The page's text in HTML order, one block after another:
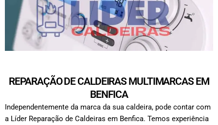
REPARAÇÃO DE CALDEIRAS MULTIMARCAS EM
BENFICA
Independentemente da marca da sua caldeira, pode contar com
a Líder Reparação de Caldeiras em Benfica. Temos experiência